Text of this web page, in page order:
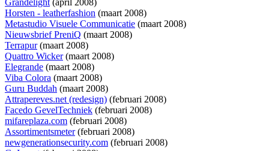
Grandelight(april 2008)
Horsten - leatherfashion (maart 2008)
Metastudio Visuele Communicatie (maart 2008)
Nieuwsbrief PreniQ (maart 2008)
Terrapur(maart 2008)
Quattro Wicker(maart 2008)
Elegrande (maart 2008)
Viba Colora (maart 2008)
Guru Buddah (maart 2008)
Attrapereves.net (redesign) (februari 2008)
Facedo GevelTechniek (februari 2008)
mifareplaza.com (februari 2008)
Assortimentsmeter(februari 2008)
newgenerationsecurity.com (februari 2008)